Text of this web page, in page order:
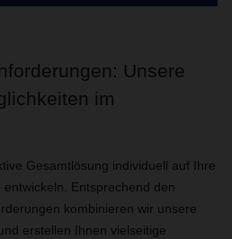
Unsere
im
Gesamtlösung individuell auf Ihre
Entsprechend den
kombinieren wir unsere
erstellen Ihnen vielseitige